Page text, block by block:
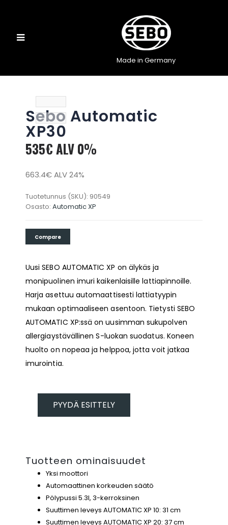
Made in Germany
Sebo Automatic
XP30
535€ ALV 0%
663.4€ ALV 24%
Tuotetunnus (SKU): 90549
Osasto: Automatic XP
Compare
Uusi SEBO AUTOMATIC XP on älykäs ja
monipuolinen imuri kaikenlaisille lattiapinnoille.
Harja asettuu automaattisesti lattiatyypin
mukaan optimaaliseen asentoon. Tietysti SEBO
AUTOMATIC XP:ssä on uusimman sukupolven
allergiaystävällinen S-luokan suodatus. Koneen
huolto on nopeaa ja helppoa, jotta voit jatkaa
imurointia.
PYYDÄ ESITTELY
Tuotteen ominaisuudet
Yksi moottori
Automaattinen korkeuden säätö
Pölypussi 5.3l, 3-kerroksinen
Suuttimen leveys AUTOMATIC XP 10: 31 cm
Suuttimen leveys AUTOMATIC XP 20: 37 cm